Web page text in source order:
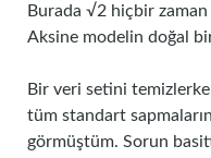
Burada √2 hiçbir zaman
Aksine modelin doğal bir
Bir veri setini
tüm standart sapmaların
görmüştüm. Sorun